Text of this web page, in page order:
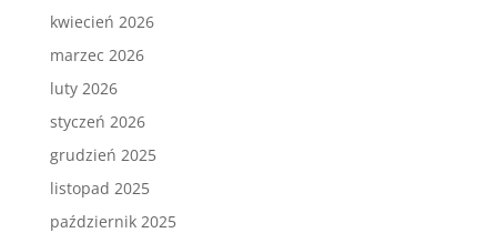
kwiecień 2026
marzec 2026
luty 2026
styczeń 2026
grudzień 2025
listopad 2025
październik 2025